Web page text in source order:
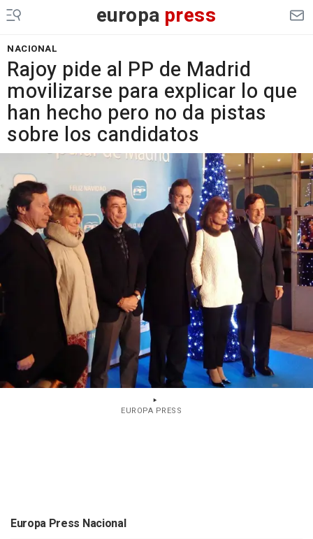
europa press
NACIONAL
Rajoy pide al PP de Madrid
movilizarse para explicar lo que
han hecho pero no da pistas
sobre los candidatos
EUROPA PRESS
Europa Press Nacional